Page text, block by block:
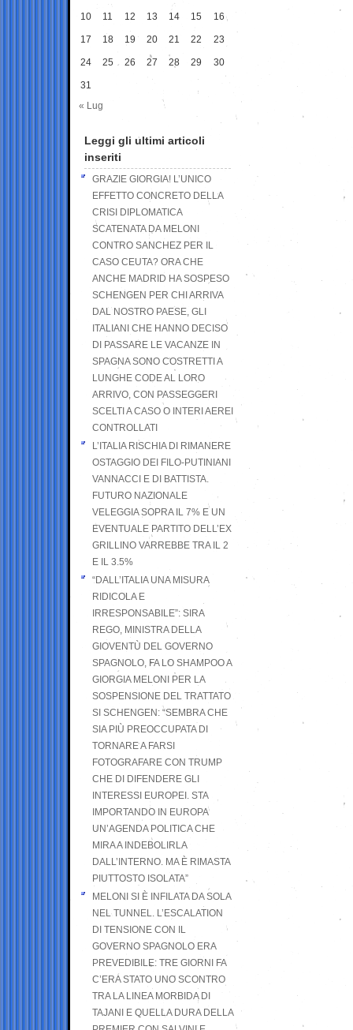
10 11 12 13 14 15 16
17 18 19 20 21 22 23
24 25 26 27 28 29 30
31
« Lug
Leggi gli ultimi articoli
inseriti
GRAZIE GIORGIA! L’UNICO
EFFETTO CONCRETO DELLA
CRISI DIPLOMATICA
SCATENATA DA MELONI
CONTRO SANCHEZ PER IL
CASO CEUTA? ORA CHE
ANCHE MADRID HA SOSPESO
SCHENGEN PER CHI ARRIVA
DAL NOSTRO PAESE, GLI
ITALIANI CHE HANNO DECISO
DI PASSARE LE VACANZE IN
SPAGNA SONO COSTRETTI A
LUNGHE CODE AL LORO
ARRIVO, CON PASSEGGERI
SCELTI A CASO O INTERI AEREI
CONTROLLATI
L’ITALIA RISCHIA DI RIMANERE
OSTAGGIO DEI FILO-PUTINIANI
VANNACCI E DI BATTISTA.
FUTURO NAZIONALE
VELEGGIA SOPRA IL 7% E UN
EVENTUALE PARTITO DELL’EX
GRILLINO VARREBBE TRA IL 2
E IL 3.5%
“DALL’ITALIA UNA MISURA
RIDICOLA E
IRRESPONSABILE”: SIRA
REGO, MINISTRA DELLA
GIOVENTÙ DEL GOVERNO
SPAGNOLO, FA LO SHAMPOO A
GIORGIA MELONI PER LA
SOSPENSIONE DEL TRATTATO
SI SCHENGEN: “SEMBRA CHE
SIA PIÙ PREOCCUPATA DI
TORNARE A FARSI
FOTOGRAFARE CON TRUMP
CHE DI DIFENDERE GLI
INTERESSI EUROPEI. STA
IMPORTANDO IN EUROPA
UN’AGENDA POLITICA CHE
MIRA A INDEBOLIRLA
DALL’INTERNO. MA È RIMASTA
PIUTTOSTO ISOLATA”
MELONI SI È INFILATA DA SOLA
NEL TUNNEL. L’ESCALATION
DI TENSIONE CON IL
GOVERNO SPAGNOLO ERA
PREVEDIBILE: TRE GIORNI FA
C’ERA STATO UNO SCONTRO
TRA LA LINEA MORBIDA DI
TAJANI E QUELLA DURA DELLA